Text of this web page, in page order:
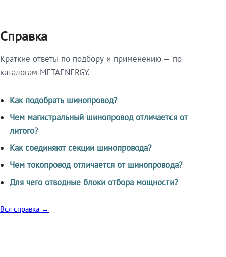
Справка
Краткие ответы по подбору и применению — по
каталогам METAENERGY.
Как подобрать шинопровод?
Чем магистральный шинопровод отличается от
литого?
Как соединяют секции шинопровода?
Чем токопровод отличается от шинопровода?
Для чего отводные блоки отбора мощности?
Вся справка →